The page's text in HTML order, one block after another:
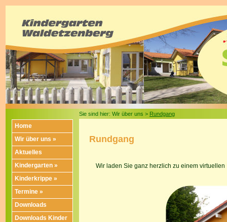
Home
Wir über uns »
Aktuelles
Kindergarten »
Kinderkrippe »
Termine »
Downloads
Downloads Kinder
Sie sind hier: Wir über uns > Rundgang
Rundgang
Wir laden Sie ganz herzlich zu einem